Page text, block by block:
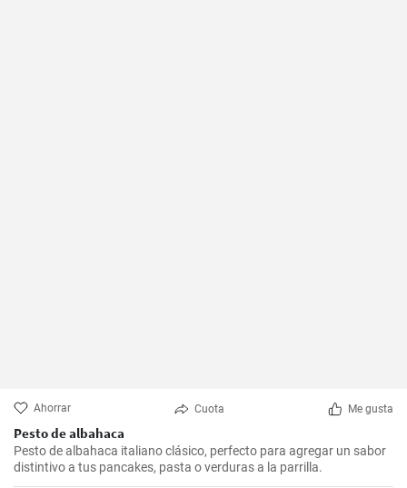
Ahorrar Cuota Me gusta
Pesto de albahaca
Pesto de albahaca italiano clásico, perfecto para agregar un sabor
distintivo a tus pancakes, pasta o verduras a la parrilla.